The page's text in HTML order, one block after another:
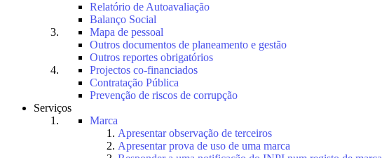
Relatório de Autoavaliação
Balanço Social
Mapa de pessoal
Outros documentos de planeamento e gestão
Outros reportes obrigatórios
Projectos co-financiados
Contratação Pública
Prevenção de riscos de corrupção
Serviços
Marca
Apresentar observação de terceiros
Apresentar prova de uso de uma marca